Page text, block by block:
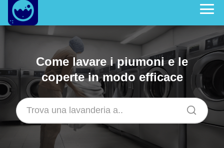
Come lavare i piumoni e le
coperte in modo efficace